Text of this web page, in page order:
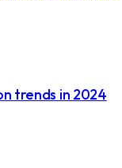
trends in 2024